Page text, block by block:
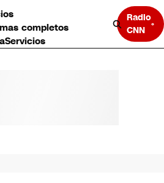
completos
Servicios
Radio
CNN